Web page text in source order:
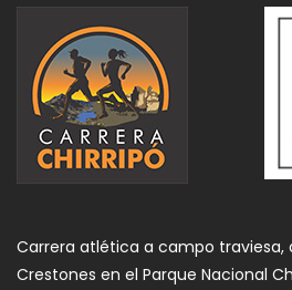
Carrera atlética a campo traviesa,
Crestones en el Parque Nacional